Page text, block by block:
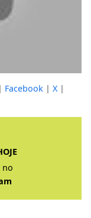
Facebook | X|
no